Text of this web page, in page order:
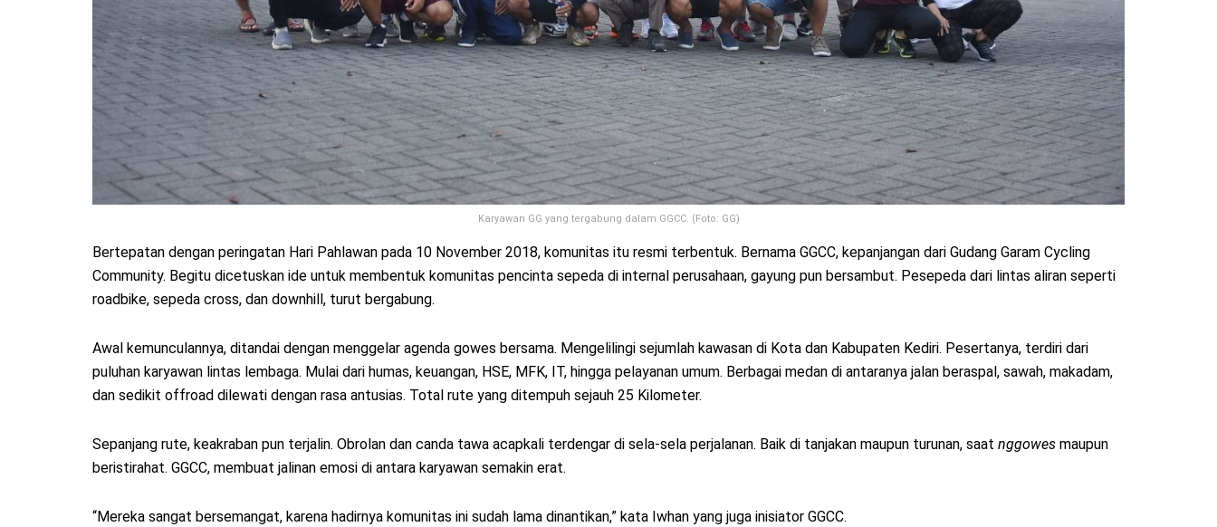
Karyawan GG yang tergabung dalam GGCC. (Foto: GG)
Bertepatan dengan peringatan Hari Pahlawan pada 10 November 2018, komunitas itu resmi terbentuk. Bernama GGCC, kepanjangan dari Gudang Garam Cycling
Community. Begitu dicetuskan ide untuk membentuk komunitas pencinta sepeda di internal perusahaan, gayung pun bersambut. Pesepeda dari lintas aliran seperti
roadbike, sepeda cross, dan downhill, turut bergabung.
Awal kemunculannya, ditandai dengan menggelar agenda gowes bersama. Mengelilingi sejumlah kawasan di Kota dan Kabupaten Kediri. Pesertanya, terdiri dari
puluhan karyawan lintas lembaga. Mulai dari humas, keuangan, HSE, MFK, IT, hingga pelayanan umum. Berbagai medan di antaranya jalan beraspal, sawah, makadam,
dan sedikit offroad dilewati dengan rasa antusias. Total rute yang ditempuh sejauh 25 Kilometer.
Sepanjang rute, keakraban pun terjalin. Obrolan dan canda tawa acapkali terdengar di sela-sela perjalanan. Baik di tanjakan maupun turunan, saat nggowes maupun
beristirahat. GGCC, membuat jalinan emosi di antara karyawan semakin erat.
“Mereka sangat bersemangat, karena hadirnya komunitas ini sudah lama dinantikan,” kata Iwhan yang juga inisiator GGCC.